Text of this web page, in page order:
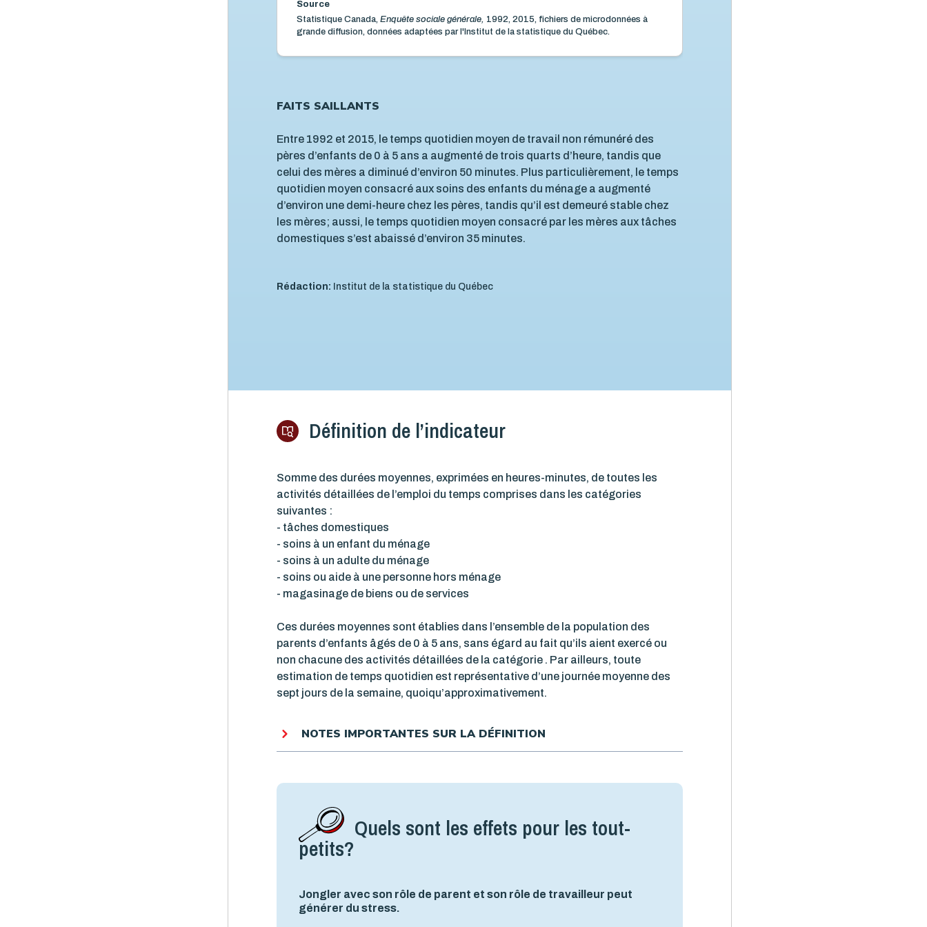
Source
Statistique Canada, Enquête sociale générale, 1992, 2015, fichiers de microdonnées à
grande diffusion, données adaptées par l'Institut de la statistique du Québec.
FAITS SAILLANTS
Entre 1992 et 2015, le temps quotidien moyen de travail non rémunéré des
pères d’enfants de 0 à 5 ans a augmenté de trois quarts d’heure, tandis que
celui des mères a diminué d’environ 50 minutes. Plus particulièrement, le temps
quotidien moyen consacré aux soins des enfants du ménage a augmenté
d’environ une demi-heure chez les pères, tandis qu’il est demeuré stable chez
les mères; aussi, le temps quotidien moyen consacré par les mères aux tâches
domestiques s’est abaissé d’environ 35 minutes.
Rédaction: Institut de la statistique du Québec
Définition de l’indicateur
Somme des durées moyennes, exprimées en heures-minutes, de toutes les
activités détaillées de l’emploi du temps comprises dans les catégories
suivantes :
- tâches domestiques
- soins à un enfant du ménage
- soins à un adulte du ménage
- soins ou aide à une personne hors ménage
- magasinage de biens ou de services
Ces durées moyennes sont établies dans l’ensemble de la population des
parents d’enfants âgés de 0 à 5 ans, sans égard au fait qu’ils aient exercé ou
non chacune des activités détaillées de la catégorie . Par ailleurs, toute
estimation de temps quotidien est représentative d’une journée moyenne des
sept jours de la semaine, quoiqu’approximativement.
NOTES IMPORTANTES SUR LA DÉFINITION
Quels sont les effets pour les tout-
petits?
Jongler avec son rôle de parent et son rôle de travailleur peut
générer du stress.